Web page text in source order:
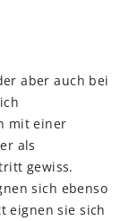
aber auch bei
mit einer
als
gewiss.
sich ebenso
eignen sie sich